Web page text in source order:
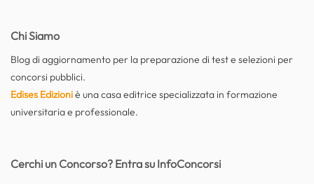
Chi Siamo
Blog di aggiornamento per la preparazione di test e selezioni per
concorsi pubblici.
Edises Edizioniè una casa editrice specializzata in formazione
universitaria e professionale.
Cerchi un Concorso? Entra su InfoConcorsi